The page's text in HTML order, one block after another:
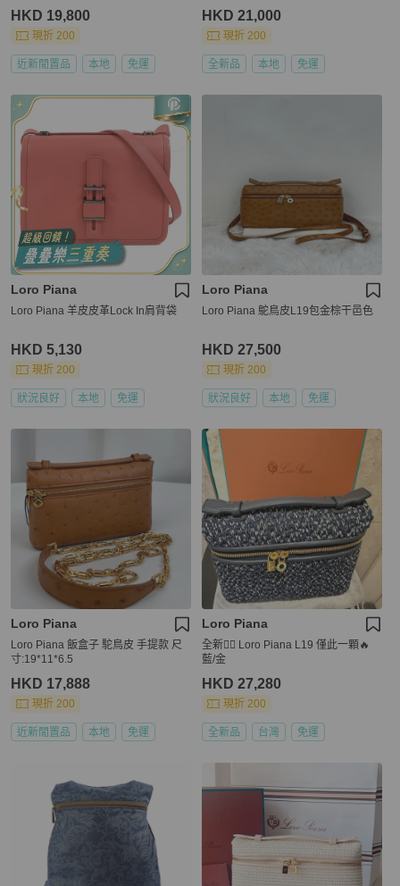
HKD 19,800
現折 200
近新閒置品 本地 免運
HKD 21,000
現折 200
全新品 本地 免運
Loro Piana
Loro Piana 羊皮皮革Lock In肩背袋
HKD 5,130
現折 200
狀況良好 本地 免運
Loro Piana
Loro Piana 鴕鳥皮L19包金棕干邑色
HKD 27,500
現折 200
狀況良好 本地 免運
Loro Piana
Loro Piana 飯盒子 駝鳥皮 手提款 尺
寸:19*11*6.5
HKD 17,888
現折 200
近新閒置品 本地 免運
Loro Piana
全新👍🏻 Loro Piana L19 僅此一顆🔥
藍/金
HKD 27,280
現折 200
全新品 台灣 免運